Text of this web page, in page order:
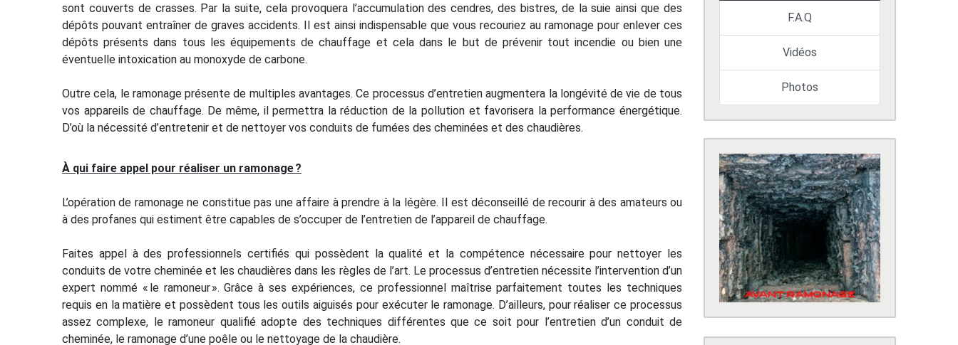
sont couverts de crasses. Par la suite, cela provoquera l’accumulation des cendres, des bistres, de la suie ainsi que des
dépôts pouvant entraîner de graves accidents. Il est ainsi indispensable que vous recouriez au ramonage pour enlever ces
dépôts présents dans tous les équipements de chauffage et cela dans le but de prévenir tout incendie ou bien une
éventuelle intoxication au monoxyde de carbone.
Outre cela, le ramonage présente de multiples avantages. Ce processus d’entretien augmentera la longévité de vie de tous
vos appareils de chauffage. De même, il permettra la réduction de la pollution et favorisera la performance énergétique.
D’où la nécessité d’entretenir et de nettoyer vos conduits de fumées des cheminées et des chaudières.
À qui faire appel pour réaliser un ramonage ?
L’opération de ramonage ne constitue pas une affaire à prendre à la légère. Il est déconseillé de recourir à des amateurs ou
à des profanes qui estiment être capables de s’occuper de l’entretien de l’appareil de chauffage.
Faites appel à des professionnels certifiés qui possèdent la qualité et la compétence nécessaire pour nettoyer les
conduits de votre cheminée et les chaudières dans les règles de l’art. Le processus d’entretien nécessite l’intervention d’un
expert nommé « le ramoneur ». Grâce à ses expériences, ce professionnel maîtrise parfaitement toutes les techniques
requis en la matière et possèdent tous les outils aiguisés pour exécuter le ramonage. D’ailleurs, pour réaliser ce processus
assez complexe, le ramoneur qualifié adopte des techniques différentes que ce soit pour l’entretien d’un conduit de
cheminée, le ramonage d’une poêle ou le nettoyage de la chaudière.
F.A.Q
Vidéos
Photos